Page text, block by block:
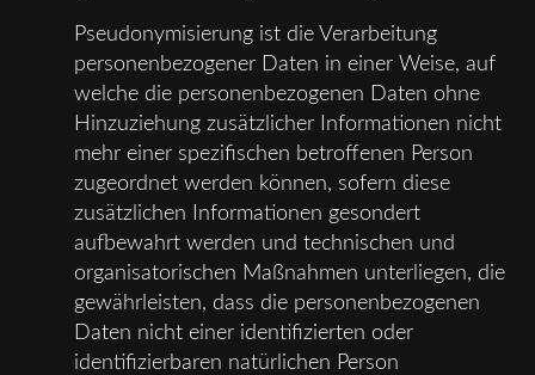
Pseudonymisierung ist die Verarbeitung
personenbezogener Daten in einer Weise, auf
welche die personenbezogenen Daten ohne
Hinzuziehung zusätzlicher Informationen nicht
mehr einer spezifischen betroffenen Person
zugeordnet werden können, sofern diese
zusätzlichen Informationen gesondert
aufbewahrt werden und technischen und
organisatorischen Maßnahmen unterliegen, die
gewährleisten, dass die personenbezogenen
Daten nicht einer identifizierten oder
identifizierbaren natürlichen Person